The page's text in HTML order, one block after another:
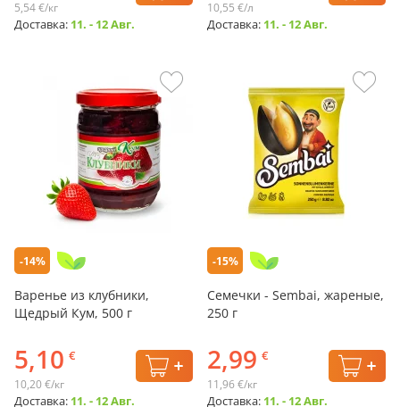
5,54 €/кг
Доставка: 11. - 12 Авг.
10,55 €/л
Доставка: 11. - 12 Авг.
-14%
Варенье из клубники,
Щедрый Кум, 500 г
5,10 €
10,20 €/кг
Доставка: 11. - 12 Авг.
-15%
Семечки - Sembai, жареные,
250 г
2,99 €
11,96 €/кг
Доставка: 11. - 12 Авг.